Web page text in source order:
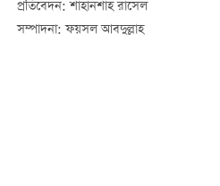
প্রতিবেদন: শাহানশাহ রাসেল
সম্পাদনা: ফয়সল আবদুল্লাহ